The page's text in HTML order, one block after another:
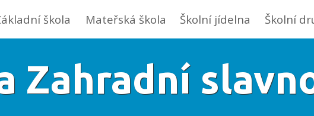
škola Mateřská škola Školní jídelna Školní
Zahradní